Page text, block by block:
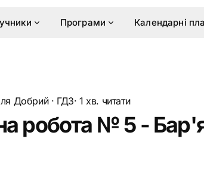
Програми Календарні
Добрий· ГДЗ· 1 хв. читати
робота № 5 -